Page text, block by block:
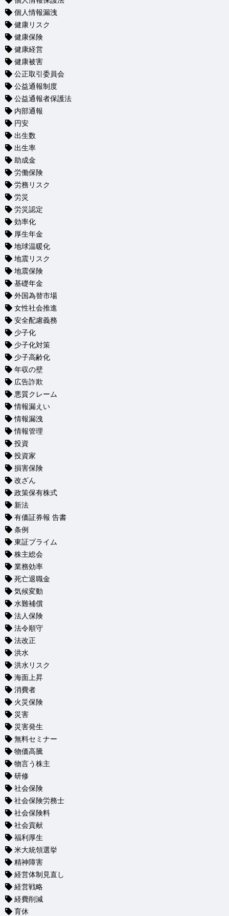
個人情報漏洩
健康リスク
健康保険
健康経営
健康被害
公正取引委員会
公益通報制度
公益通報者保護法
内部通報
円安
出生数
出生率
助成金
労働保険
労務リスク
労災
労災認定
効率化
厚生年金
地球温暖化
地震リスク
地震保険
基礎年金
外国為替市場
女性社会推進
安全配慮義務
少子化
少子化対策
少子高齢化
年収の壁
広告詐欺
悪質クレーム
情報漏えい
情報漏洩
情報管理
投資
投資家
損害保険
改ざん
政策保有株式
新法
有価証券報 告書
条例
東証プライム
株主総会
業務効率
死亡退職金
気候変動
水難補償
法人保険
法令順守
法改正
洪水
洪水リスク
海面上昇
消費者
火災保険
災害
災害発生
無料セミナー
物価高騰
物言う株主
研修
社会保険
社会保険労務士
社会保険料
社会貢献
福利厚生
米大統領選挙
精神障害
経営体制見直し
経営戦略
経費削減
育休